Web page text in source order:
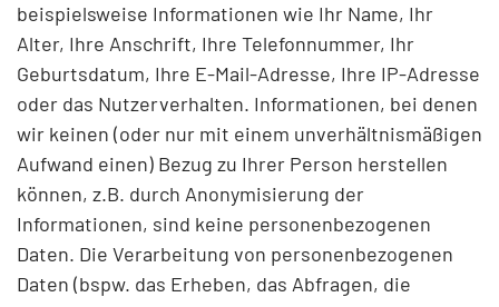
beispielsweise Informationen wie Ihr Name, Ihr
Alter, Ihre Anschrift, Ihre Telefonnummer, Ihr
Geburtsdatum, Ihre E-Mail-Adresse, Ihre IP-Adresse
oder das Nutzerverhalten. Informationen, bei denen
wir keinen (oder nur mit einem unverhältnismäßigen
Aufwand einen) Bezug zu Ihrer Person herstellen
können, z.B. durch Anonymisierung der
Informationen, sind keine personenbezogenen
Daten. Die Verarbeitung von personenbezogenen
Daten (bspw. das Erheben, das Abfragen, die